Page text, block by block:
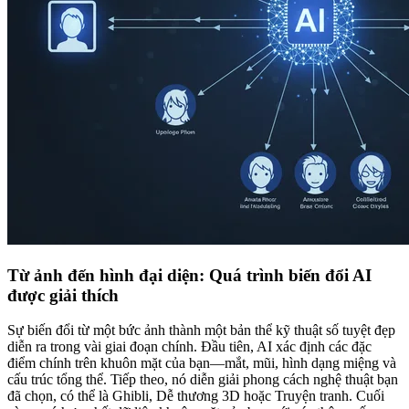
Từ ảnh đến hình đại diện: Quá trình biến đổi AI
được giải thích
Sự biến đổi từ một bức ảnh thành một bản thể kỹ thuật số tuyệt đẹp
diễn ra trong vài giai đoạn chính. Đầu tiên, AI xác định các đặc
điểm chính trên khuôn mặt của bạn—mắt, mũi, hình dạng miệng và
cấu trúc tổng thể. Tiếp theo, nó diễn giải phong cách nghệ thuật bạn
đã chọn, có thể là Ghibli, Dễ thương 3D hoặc Truyện tranh. Cuối